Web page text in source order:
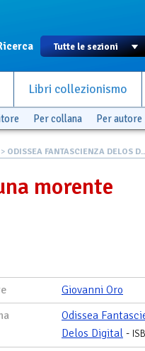
Libri collezionismo
Per collana Per autore
> ODISSEA FANTASCIENZA DELOS
morente
Giovanni Oro
Odissea
Delos Digital -